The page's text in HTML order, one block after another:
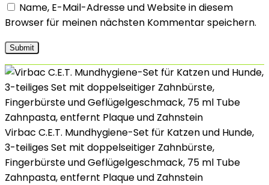
Name, E-Mail-Adresse und Website in diesem
Browser für meinen nächsten Kommentar speichern.
Virbac C.E.T. Mundhygiene-Set für Katzen und Hunde,
3-teiliges Set mit doppelseitiger Zahnbürste,
Fingerbürste und Geflügelgeschmack, 75 ml Tube
Zahnpasta, entfernt Plaque und Zahnstein